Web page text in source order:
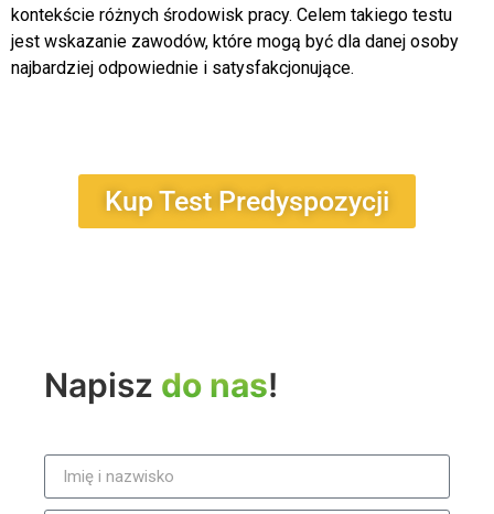
kontekście różnych środowisk pracy. Celem takiego testu
jest wskazanie zawodów, które mogą być dla danej osoby
najbardziej odpowiednie i satysfakcjonujące.
Kup Test Predyspozycji
Napisz do nas!